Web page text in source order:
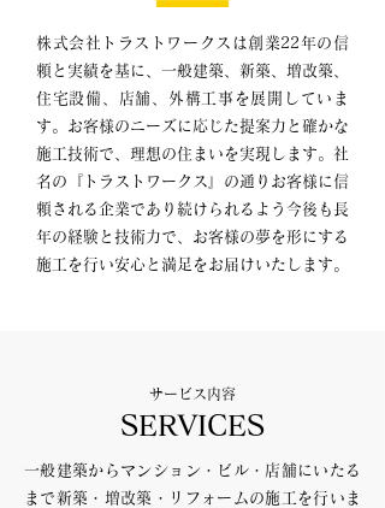
株式会社トラストワークスは創業22年の信
頼と実績を基に、一般建築、新築、増改築、
住宅設備、店舗、外構工事を展開していま
す。お客様のニーズに応じた提案力と確かな
施工技術で、理想の住まいを実現します。社
名の『トラストワークス』の通りお客様に信
頼される企業であり続けられるよう今後も長
年の経験と技術力で、お客様の夢を形にする
施工を行い安心と満足をお届けいたします。
サービス内容
SERVICES
一般建築からマンション・ビル・店舗にいたる
まで新築・増改築・リフォームの施工を行いま